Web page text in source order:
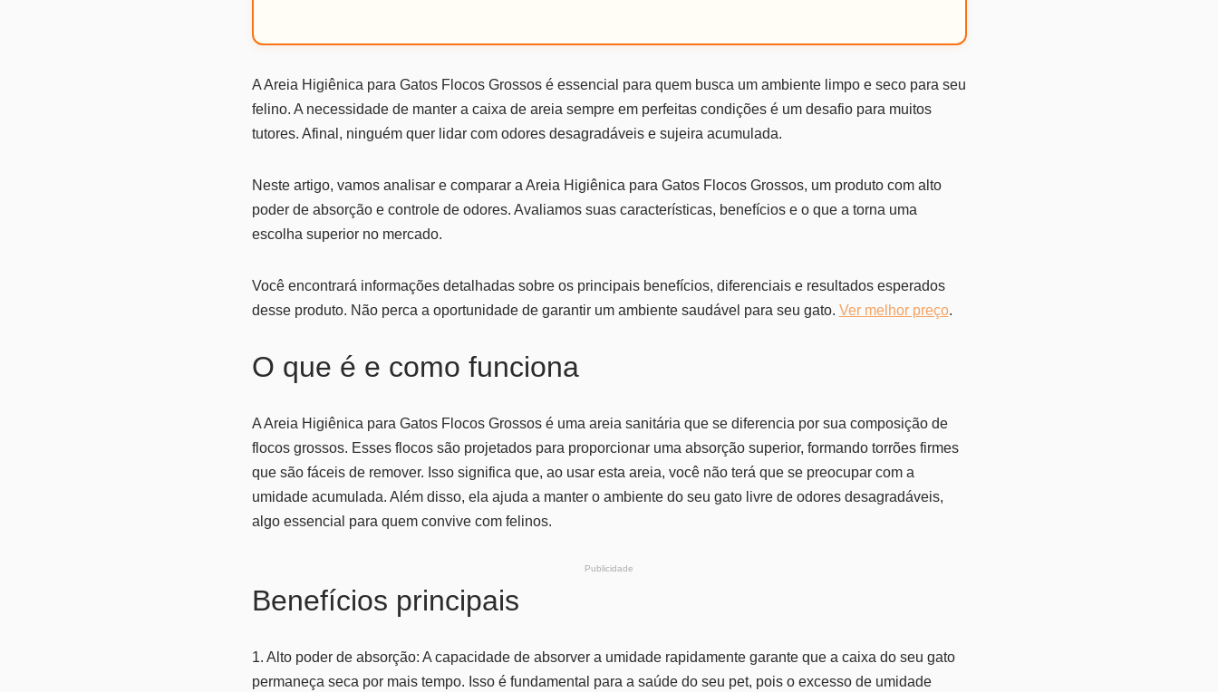
A Areia Higiênica para Gatos Flocos Grossos é essencial para quem busca um ambiente limpo e seco para seu
felino. A necessidade de manter a caixa de areia sempre em perfeitas condições é um desafio para muitos
tutores. Afinal, ninguém quer lidar com odores desagradáveis e sujeira acumulada.
Neste artigo, vamos analisar e comparar a Areia Higiênica para Gatos Flocos Grossos, um produto com alto
poder de absorção e controle de odores. Avaliamos suas características, benefícios e o que a torna uma
escolha superior no mercado.
Você encontrará informações detalhadas sobre os principais benefícios, diferenciais e resultados esperados
desse produto. Não perca a oportunidade de garantir um ambiente saudável para seu gato. Ver melhor preço.
O que é e como funciona
A Areia Higiênica para Gatos Flocos Grossos é uma areia sanitária que se diferencia por sua composição de
flocos grossos. Esses flocos são projetados para proporcionar uma absorção superior, formando torrões firmes
que são fáceis de remover. Isso significa que, ao usar esta areia, você não terá que se preocupar com a
umidade acumulada. Além disso, ela ajuda a manter o ambiente do seu gato livre de odores desagradáveis,
algo essencial para quem convive com felinos.
Publicidade
Benefícios principais
1. Alto poder de absorção: A capacidade de absorver a umidade rapidamente garante que a caixa do seu gato
permaneça seca por mais tempo. Isso é fundamental para a saúde do seu pet, pois o excesso de umidade